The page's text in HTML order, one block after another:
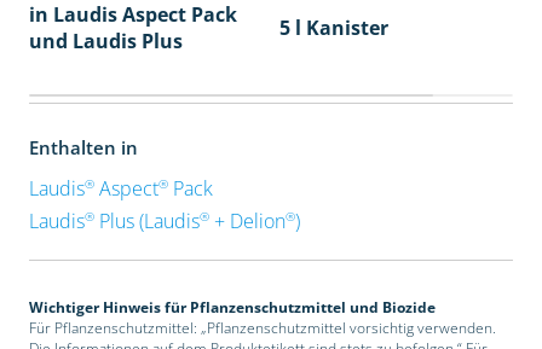
in Laudis Aspect Pack
und Laudis Plus
5 l Kanister
Enthalten in
Laudis®Aspect®Pack
Laudis®Plus (Laudis®+ Delion®)
Wichtiger Hinweis für Pflanzenschutzmittel und Biozide
Für Pflanzenschutzmittel: „Pflanzenschutzmittel vorsichtig verwenden.